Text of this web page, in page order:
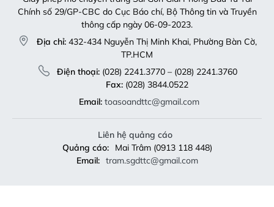
Địa chỉ:432-434 Nguyễn Thị Minh Khai, Phường Bàn Cờ,
TP.HCM
Điện thoại:(028) 2241.3770 – (028) 2241.3760
Fax:(028) 3844.0522
Email: toasoandttc@gmail.com
Liên hệ quảng cáo
Quảng cáo: Mai Trâm (0913 118 448)
Email: tram.sgdttc@gmail.com